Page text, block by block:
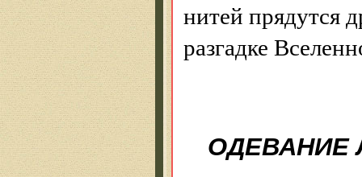
нитей прядутся
разгадке
ОДЕВАНИЕ